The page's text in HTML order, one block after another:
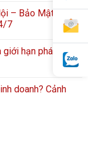
– Bảo Mật Tuyệt
7
giới hạn pháp lý
doanh? Cảnh